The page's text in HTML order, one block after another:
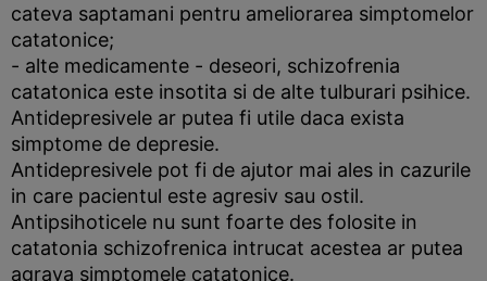
cateva saptamani pentru ameliorarea simptomelor
catatonice;
- alte medicamente - deseori, schizofrenia
catatonica este insotita si de alte tulburari psihice.
Antidepresivele ar putea fi utile daca exista
simptome de depresie.
Antidepresivele pot fi de ajutor mai ales in cazurile
in care pacientul este agresiv sau ostil.
Antipsihoticele nu sunt foarte des folosite in
catatonia schizofrenica intrucat acestea ar putea
agrava simptomele catatonice.